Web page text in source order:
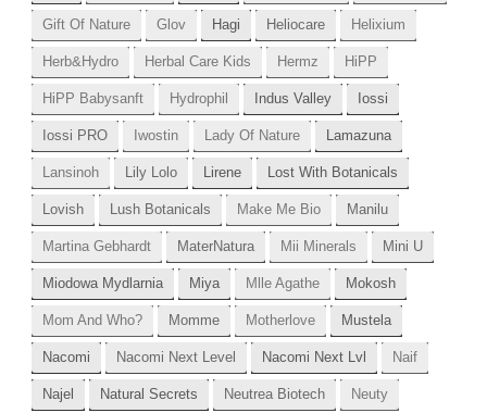
Gift Of Nature Glov Hagi Heliocare Helixium
Herb&Hydro Herbal Care Kids Hermz HiPP
HiPP Babysanft Hydrophil Indus Valley Iossi
Iossi PRO Iwostin Lady Of Nature Lamazuna
Lansinoh Lily Lolo Lirene Lost With Botanicals
Lovish Lush Botanicals Make Me Bio Manilu
Martina Gebhardt MaterNatura Mii Minerals Mini U
Miodowa Mydlarnia Miya Mlle Agathe Mokosh
Mom And Who? Momme Motherlove Mustela
Nacomi Nacomi Next Level Nacomi Next Lvl Naif
Najel Natural Secrets Neutrea Biotech Neuty